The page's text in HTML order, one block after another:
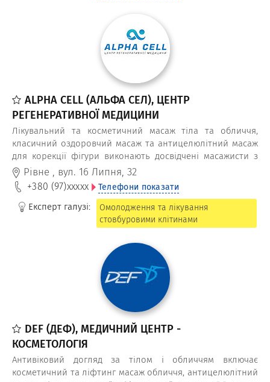
ALPHA CELL (АЛЬФА СЕЛ), ЦЕНТР
РЕГЕНЕРАТИВНОЇ МЕДИЦИНИ
Лікувальний та косметичний масаж тіла та обличчя,
класичний оздоровчий масаж та антицелюлітний масаж
для корекції фігури виконають досвідчені масажисти з
медичною освітою приватної клініки Alpha Cell
Рівне , вул. 16 Липня, 32
+380 (97)xxxxx Телефони показати
Експерт галузі:
Омолодження та лікування
стовбуровими клітинами
DEF (ДЕФ), МЕДИЧНИЙ ЦЕНТР -
КОСМЕТОЛОГІЯ
Антивіковий догляд за тілом і обличчям включає
косметичний та ліфтинг масаж обличчя, антицелюлітний